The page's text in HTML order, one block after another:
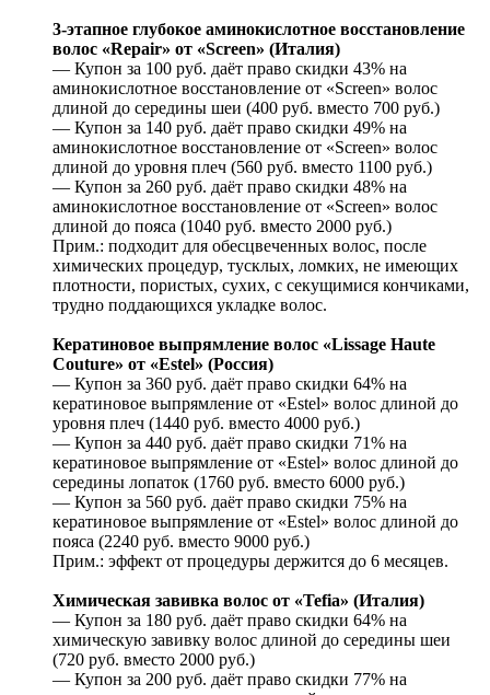
3-этапное глубокое аминокислотное восстановление
волос «Repair» от «Screen» (Италия)
— Купон за 100 руб. даёт право скидки 43% на
аминокислотное восстановление от «Screen» волос
длиной до середины шеи (400 руб. вместо 700 руб.)
— Купон за 140 руб. даёт право скидки 49% на
аминокислотное восстановление от «Screen» волос
длиной до уровня плеч (560 руб. вместо 1100 руб.)
— Купон за 260 руб. даёт право скидки 48% на
аминокислотное восстановление от «Screen» волос
длиной до пояса (1040 руб. вместо 2000 руб.)
Прим.: подходит для обесцвеченных волос, после
химических процедур, тусклых, ломких, не имеющих
плотности, пористых, сухих, с секущимися кончиками,
трудно поддающихся укладке волос.
Кератиновое выпрямление волос «Lissage Haute
Couture» от «Estel» (Россия)
— Купон за 360 руб. даёт право скидки 64% на
кератиновое выпрямление от «Estel» волос длиной до
уровня плеч (1440 руб. вместо 4000 руб.)
— Купон за 440 руб. даёт право скидки 71% на
кератиновое выпрямление от «Estel» волос длиной до
середины лопаток (1760 руб. вместо 6000 руб.)
— Купон за 560 руб. даёт право скидки 75% на
кератиновое выпрямление от «Estel» волос длиной до
пояса (2240 руб. вместо 9000 руб.)
Прим.: эффект от процедуры держится до 6 месяцев.
Химическая завивка волос от «Tefia» (Италия)
— Купон за 180 руб. даёт право скидки 64% на
химическую завивку волос длиной до середины шеи
(720 руб. вместо 2000 руб.)
— Купон за 200 руб. даёт право скидки 77% на